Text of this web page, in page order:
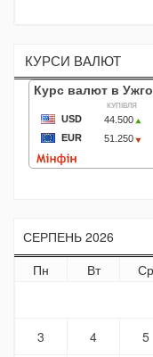
КУРСИ ВАЛЮТ
СЕРПЕНЬ 2026
Пн
Вт Ср
3 4 5